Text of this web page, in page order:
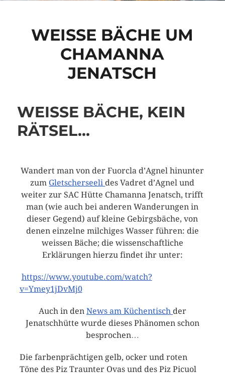
WEISSE BÄCHE UM
CHAMANNA
JENATSCH
WEISSE BÄCHE, KEIN
RÄTSEL…
Wandert man von der Fuorcla d’Agnel hinunter
zum Gletscherseeli des Vadret d’Agnel und
weiter zur SAC Hütte Chamanna Jenatsch, trifft
man (wie auch bei anderen Wanderungen in
dieser Gegend) auf kleine Gebirgsbäche, von
denen einzelne milchiges Wasser führen: die
weissen Bäche; die wissenschaftliche
Erklärungen hierzu findet ihr unter:
https://www.youtube.com/watch?
v=Ymey1jDvMj0
Auch in den News am Küchentisch der
Jenatschhütte wurde dieses Phänomen schon
besprochen…
Die farbenprächtigen gelb, ocker und roten
Töne des Piz Traunter Ovas und des Piz Picuol